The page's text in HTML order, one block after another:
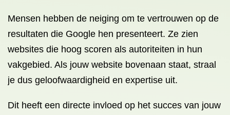
Mensen hebben de neiging om te vertrouwen op de
resultaten die Google hen presenteert. Ze zien
websites die hoog scoren als autoriteiten in hun
vakgebied. Als jouw website bovenaan staat, straal
je dus geloofwaardigheid en expertise uit.
Dit heeft een directe invloed op het succes van jouw